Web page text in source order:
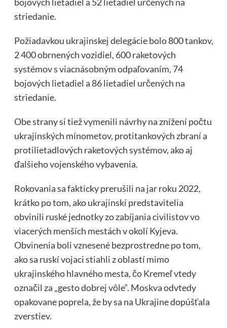
striedanie.
Požiadavkou ukrajinskej delegácie bolo 800 tankov,
2 400 obrnených vozidiel, 600 raketových
systémov s viacnásobným odpaľovaním, 74
bojových lietadiel a 86 lietadiel určených na
striedanie.
Obe strany si tiež vymenili návrhy na znížení počtu
ukrajinských mínometov, protitankových zbraní a
protilietadlových raketových systémov, ako aj
ďalšieho vojenského vybavenia.
Rokovania sa fakticky prerušili na jar roku 2022,
krátko po tom, ako ukrajinskí predstavitelia
obvinili ruské jednotky zo zabíjania civilistov vo
viacerých menších mestách v okolí Kyjeva.
Obvinenia boli vznesené bezprostredne po tom,
ako sa ruskí vojaci stiahli z oblastí mimo
ukrajinského hlavného mesta, čo Kremeľ vtedy
označil za „gesto dobrej vôle“. Moskva odvtedy
opakovane poprela, že by sa na Ukrajine dopúšťala
zverstiev.